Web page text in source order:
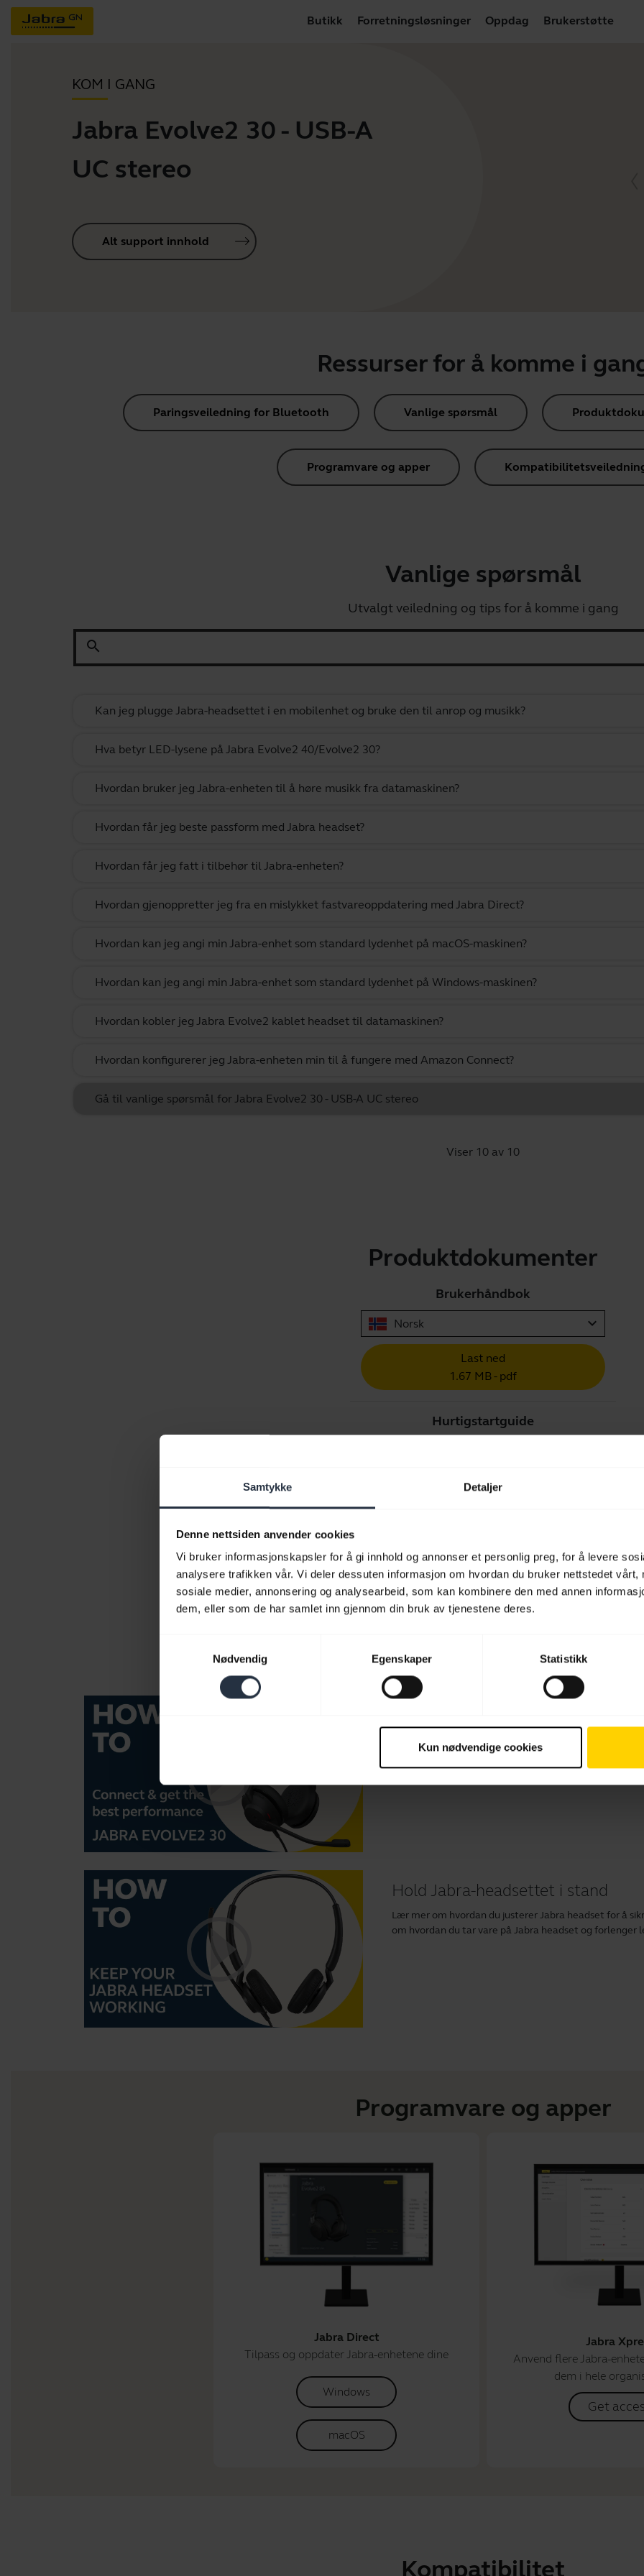
Samtykke Detaljer
Denne nettsiden anvender cookies
Vi bruker informasjonskapsler for å gi innhold og annonser et personlig preg, for å levere
analysere trafikken vår. Vi deler dessuten informasjon om hvordan du bruker nettstedet vårt,
sosiale medier, annonsering og analysearbeid, som kan kombinere den med annen
dem, eller som de har samlet inn gjennom din bruk av tjenestene deres.
Nødvendig
Egenskaper Statistikk
Kun nødvendige cookies
Butikk Forretningsløsninger Oppdag Brukerstøtte
KOM I GANG
Jabra Evolve2 30 - USB-A
UC stereo
Alt support innhold
Ressurser for å komme i
Paringsveiledning for Bluetooth Vanlige spørsmål
Programvare og apper
Vanlige spørsmål
Utvalgt veiledning og tips for å komme i gang
search
Kan jeg plugge Jabra-headsettet i en mobilenhet og bruke den til anrop og musikk?
Hva betyr LED-lysene på Jabra Evolve2 40/Evolve2 30?
Hvordan bruker jeg Jabra-enheten til å høre musikk fra datamaskinen?
Hvordan får jeg beste passform med Jabra headset?
Hvordan får jeg fatt i tilbehør til Jabra-enheten?
Hvordan gjenoppretter jeg fra en mislykket fastvareoppdatering med Jabra Direct?
Hvordan kan jeg angi min Jabra-enhet som standard lydenhet på macOS-maskinen?
Hvordan kan jeg angi min Jabra-enhet som standard lydenhet på Windows-maskinen?
Hvordan kobler jeg Jabra Evolve2 kablet headset til datamaskinen?
Hvordan konfigurerer jeg Jabra-enheten min til å fungere med Amazon Connect?
Gå til vanlige spørsmål for Jabra Evolve2 30 - USB-A UC stereo
Viser 10 av 10
Produktdokumenter
Brukerhåndbok
Norsk expand_more
Last ned
1.67 MB - pdf
Hurtigstartguide
Last ned
Gå til alle dokumenter for produktet
Lær mer om hvordan du kobler til og setter opp din
fordelene ved å laste nedJabra Direct
for å
engelsk.
Hold Jabra-headsettet i stand
Lær mer om hvordan du justerer Jabra headset for å
om hvordan du tar vare på Jabra headset og forlenger
Programvare og apper
Jabra Direct
Tilpass og oppdater Jabra-enhetene dine
Windows
macOS
Jabra
Anvend flere Jabra-
dem i hele
Get
Kompatibilitet